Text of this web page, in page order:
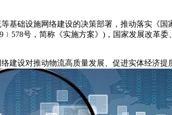
基础设施网络建设的决策部署，推动落实《
号，简称《实施方案》)，国家发展改
建设对推动物流高质量发展、促进实体经济